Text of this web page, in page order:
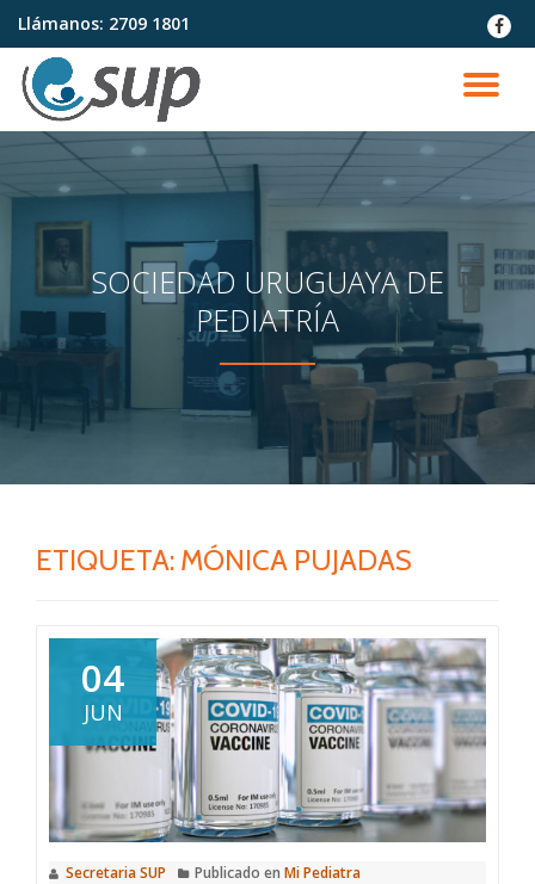
Saltar
contenido
Llámanos: 2709 1801
fa-
SOCIEDAD URUGUAYA DE
PEDIATRÍA
ETIQUETA: MÓNICA PUJADAS
04
JUN
Secretaria SUP Publicado en Mi Pediatra